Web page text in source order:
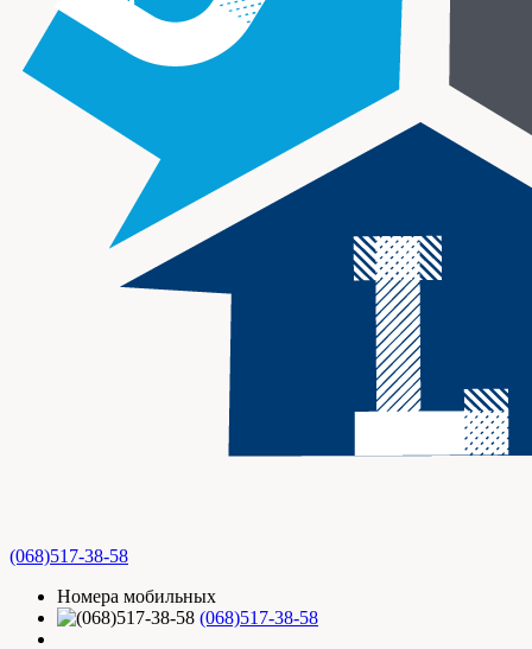
(068)517-38-58
Номера мобильных
(068)517-38-58